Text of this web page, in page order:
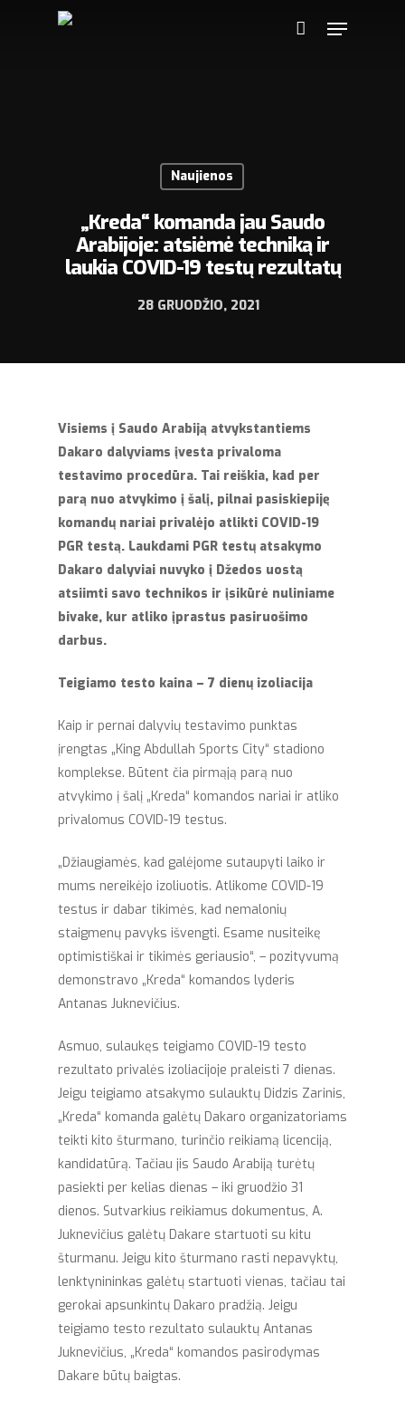
Naujienos
„Kreda“ komanda jau Saudo
Arabijoje: atsiėmė techniką ir
laukia COVID-19 testų rezultatų
28 GRUODŽIO, 2021
Visiems į Saudo Arabiją atvykstantiems
Dakaro dalyviams įvesta privaloma
testavimo procedūra. Tai reiškia, kad per
parą nuo atvykimo į šalį, pilnai pasiskiepiję
komandų nariai privalėjo atlikti COVID-19
PGR testą. Laukdami PGR testų atsakymo
Dakaro dalyviai nuvyko į Džedos uostą
atsiimti savo technikos ir įsikūrė nuliniame
bivake, kur atliko įprastus pasiruošimo
darbus.
Teigiamo testo kaina – 7 dienų izoliacija
Kaip ir pernai dalyvių testavimo punktas
įrengtas „King Abdullah Sports City“ stadiono
komplekse. Būtent čia pirmąją parą nuo
atvykimo į šalį „Kreda“ komandos nariai ir atliko
privalomus COVID-19 testus.
„Džiaugiamės, kad galėjome sutaupyti laiko ir
mums nereikėjo izoliuotis. Atlikome COVID-19
testus ir dabar tikimės, kad nemalonių
staigmenų pavyks išvengti. Esame nusiteikę
optimistiškai ir tikimės geriausio“, – pozityvumą
demonstravo „Kreda“ komandos lyderis
Antanas Juknevičius.
Asmuo, sulaukęs teigiamo COVID-19 testo
rezultato privalės izoliacijoje praleisti 7 dienas.
Jeigu teigiamo atsakymo sulauktų Didzis Zarinis,
„Kreda“ komanda galėtų Dakaro organizatoriams
teikti kito šturmano, turinčio reikiamą licenciją,
kandidatūrą. Tačiau jis Saudo Arabiją turėtų
pasiekti per kelias dienas – iki gruodžio 31
dienos. Sutvarkius reikiamus dokumentus, A.
Juknevičius galėtų Dakare startuoti su kitu
šturmanu. Jeigu kito šturmano rasti nepavyktų,
lenktynininkas galėtų startuoti vienas, tačiau tai
gerokai apsunkintų Dakaro pradžią. Jeigu
teigiamo testo rezultato sulauktų Antanas
Juknevičius, „Kreda“ komandos pasirodymas
Dakare būtų baigtas.